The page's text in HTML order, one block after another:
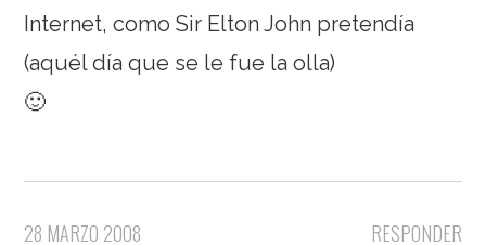
Internet, como Sir Elton John pretendía
(aquél día que se le fue la olla)
🙂
RESPONDER
28 MARZO 2008